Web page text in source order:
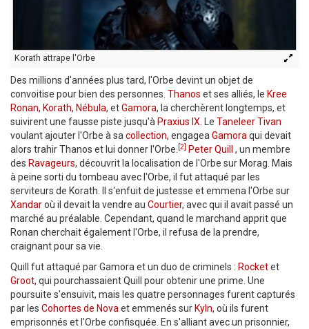
Korath attrape l'Orbe
Des millions d'années plus tard, l'Orbe devint un objet de
convoitise pour bien des personnes. Thanos et ses alliés, le Kree
Ronan, Korath, Nébula, etGamora, la cherchèrent longtemps, et
suivirent une fausse piste jusqu'à Praxius IX . Le Taneleer Tivan
voulant ajouter l'Orbe à sa collection, engagea Gamora qui devait
alors trahir Thanos et lui donner l'Orbe. [2] Peter Quill
, un membre
des Ravageurs, découvrit la localisation de l'Orbe sur Morag. Mais
à peine sorti du tombeau avec l'Orbe, il fut attaqué par les
serviteurs de Korath. Il s'enfuit de justesse et emmena l'Orbe sur
Xandaroù il devait la vendre au Courtier, avec qui il avait passé un
marché au préalable. Cependant, quand le marchand apprit que
Ronan cherchait également l'Orbe, il refusa de la prendre,
craignant pour sa vie.
Quill fut attaqué par Gamora et un duo de criminels : Rocketet
Groot, qui pourchassaient Quill pour obtenir une prime. Une
poursuite s'ensuivit, mais les quatre personnages furent capturés
par les Cohortes de Nova et emmenés sur Kyln, où ils furent
emprisonnés et l'Orbe confisquée. En s'alliant avec un prisonnier,